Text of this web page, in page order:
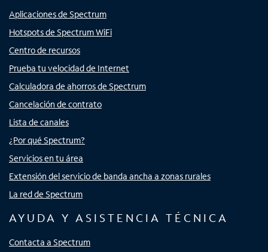
Aplicaciones de Spectrum
Hotspots de Spectrum WiFi
Centro de recursos
Prueba tu velocidad de Internet
Calculadora de ahorros de Spectrum
Cancelación de contrato
Lista de canales
¿Por qué Spectrum?
Servicios en tu área
Extensión del servicio de banda ancha a zonas rurales
La red de Spectrum
AYUDA Y ASISTENCIA TÉCNICA
Contacta a Spectrum